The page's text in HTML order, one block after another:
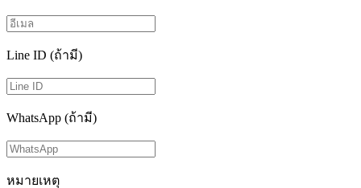
Line ID (ถ้ามี)
WhatsApp (ถ้ามี)
หมายเหตุ